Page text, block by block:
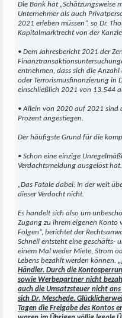
Die Bank hat „Schätzungsweise
Unternehmer als auch
2021 erleben müssen“, so Dr.
Kapitalmarktrecht von der
• Dem Jahresbericht 2021 der
entnehmen, dass sich die
oder Terrorismusfinanzierung in
einschließlich 2021 von 13.544
• Allein von 2020 auf 2021 sind
Prozent angestiegen.
Der häufigste Grund für die
• Schon eine einzige
Verdachtsmeldung ausgelöst hat.
„Das Fatale dabei: In der weit
dieser Verdacht nicht.
Es handelt sich also um
Zugang zu ihrem eigenen Konto
Folgen“, berichtet der
Schnell entsteht eine geschäfts-
einem Mal weder Miete, Strom
Lebens bezahlt werden können.
Händler. Durch die
sowie Werbepartner nicht
auch die Umsatzsteuer nicht
sich Dr. Meschede.
Tagen die Freigabe des Kontos